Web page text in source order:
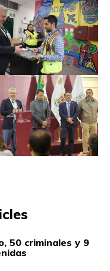
50 criminales y 9